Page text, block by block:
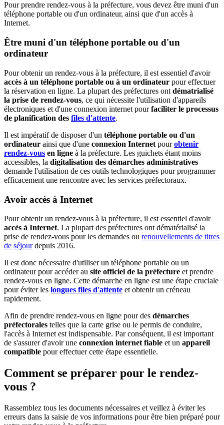
Pour prendre rendez-vous à la préfecture, vous devez être muni d'un
téléphone portable ou d'un ordinateur, ainsi que d'un accès à
Internet.
Être muni d'un téléphone portable ou d'un
ordinateur
Pour obtenir un rendez-vous à la préfecture, il est essentiel d'avoir
accès à un téléphone portable ou à un ordinateur pour effectuer
la réservation en ligne. La plupart des préfectures ont dématrialisé
la prise de rendez-vous, ce qui nécessite l'utilisation d'appareils
électroniques et d'une connexion internet pourfaciliter le processus
de planification des files d'attente.
Il est impératif de disposer d'un téléphone portable ou d'un
ordinateur ainsi que d'une connexion Internet pourobtenir
rendez-vous en ligne à la préfecture. Les guichets étant moins
accessibles, la digitalisation des démarches administratives
demande l'utilisation de ces outils technologiques pour programmer
efficacement une rencontre avec les services préfectoraux.
Avoir accès à Internet
Pour obtenir un rendez-vous à la préfecture, il est essentiel d'avoir
accès à Internet. La plupart des préfectures ont dématérialisé la
prise de rendez-vous pour les demandes ou renouvellements de titres
de séjourdepuis 2016.
Il est donc nécessaire d'utiliser un téléphone portable ou un
ordinateur pour accéder au site officiel de la préfecture et prendre
rendez-vous en ligne. Cette démarche en ligne est une étape cruciale
pour éviter les longues files d'attente et obtenir un créneau
rapidement.
Afin de prendre rendez-vous en ligne pour des démarches
préfectorales telles que la carte grise ou le permis de conduire,
l'accès à Internet est indispensable. Par conséquent, il est important
de s'assurer d'avoir une connexion internet fiable et un appareil
compatible pour effectuer cette étape essentielle.
Comment se préparer pour le rendez-
vous ?
Rassemblez tous les documents nécessaires et veillez à éviter les
erreurs dans la saisie de vos informations pour être bien préparé pour